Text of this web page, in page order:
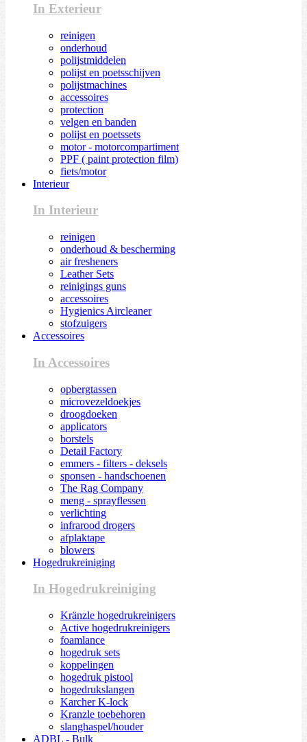
In Exterieur
reinigen
onderhoud
polijstmiddelen
polijst en poetsschijven
polijstmachines
accessoires
protection
velgen en banden
polijst en poetssets
motor - motorcompartiment
PPF ( paint protection film)
fiets/motor
Interieur
In Interieur
reinigen
onderhoud & bescherming
air fresheners
Leather Sets
reinigings guns
accessoires
Hygienics Aircleaner
stofzuigers
Accessoires
In Accessoires
opbergtassen
microvezeldoekjes
droogdoeken
applicators
borstels
Detail Factory
emmers - filters - deksels
sponsen - handschoenen
The Rag Company
meng - sprayflessen
verlichting
infrarood drogers
afplaktape
blowers
Hogedrukreiniging
In Hogedrukreiniging
Kränzle hogedrukreinigers
Active hogedrukreinigers
foamlance
hogedruk sets
koppelingen
hogedruk pistool
hogedrukslangen
Karcher K-lock
Kranzle toebehoren
slanghaspel/houder
ADBL - Bulk